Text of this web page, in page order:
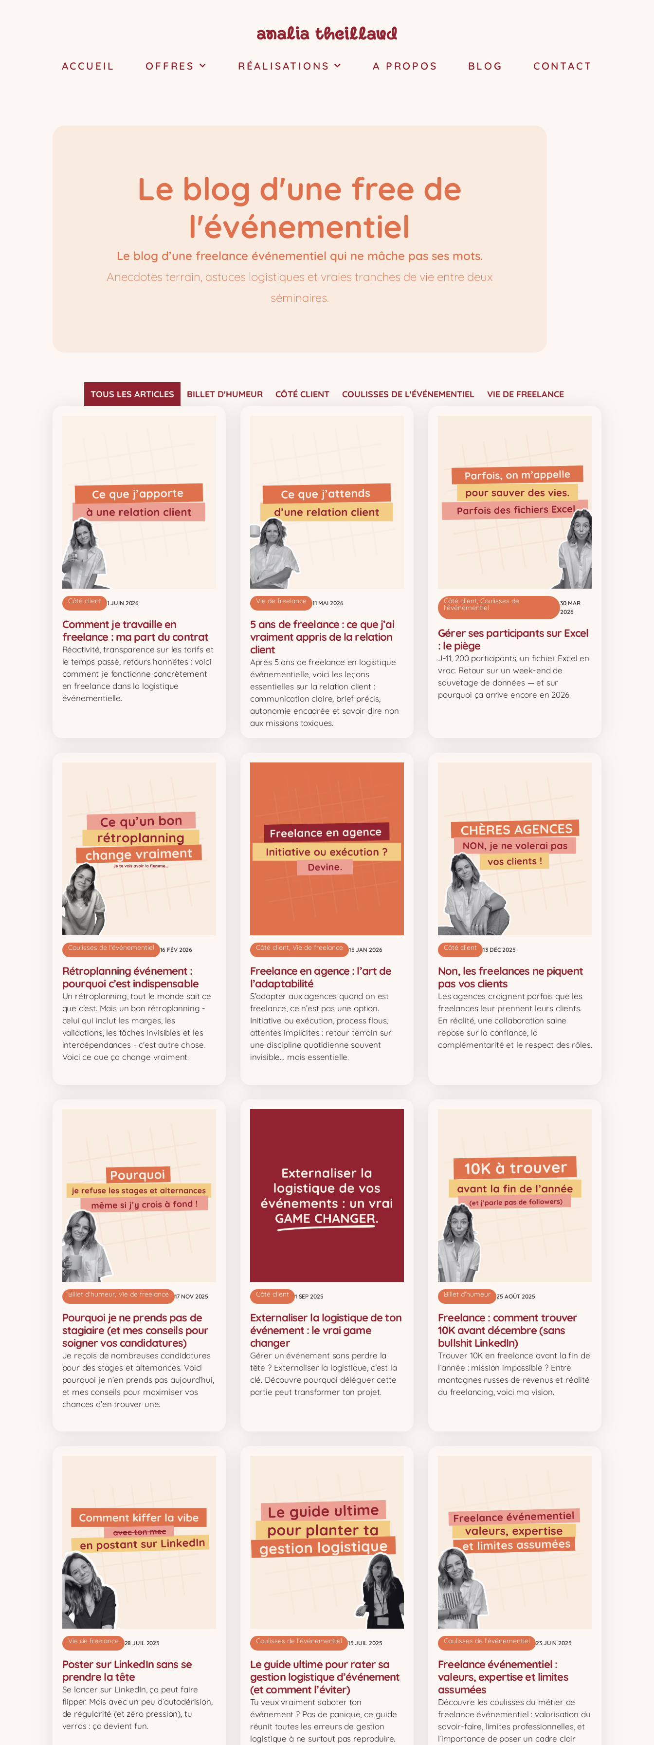
ACCUEIL OFFRES RÉALISATIONS A PROPOS BLOG CONTACT
Le blog d'une free de
l'événementiel
Le blog d’une freelance événementiel qui ne mâche pas ses mots.
Anecdotes terrain, astuces logistiques et vraies tranches de vie entre deux
séminaires.
BILLET D'HUMEUR CÔTÉ CLIENT COULISSES DE L'ÉVÉNEMENTIEL VIE DE FREELANCE
TOUS LES ARTICLES
Côté client 1 JUIN 2026
Comment je travaille en
freelance : ma part du contrat
Réactivité, transparence sur les tarifs et
le temps passé, retours honnêtes : voici
comment je fonctionne concrètement
en freelance dans la logistique
événementielle.
Vie de freelance 11 MAI 2026
5 ans de freelance : ce que j’ai
vraiment appris de la relation
client
Après 5 ans de freelance en logistique
événementielle, voici les leçons
essentielles sur la relation client :
communication claire, brief précis,
autonomie encadrée et savoir dire non
aux missions toxiques.
Côté client,Coulisses de
l'événementiel
30 MAR
2026
Gérer ses participants sur Excel
: le piège
J-11, 200 participants, un fichier Excel en
vrac. Retour sur un week-end de
sauvetage de données — et sur
pourquoi ça arrive encore en 2026.
Coulisses de l'événementiel 16 FÉV 2026
Rétroplanning événement :
pourquoi c’est indispensable
Un rétroplanning, tout le monde sait ce
que c'est. Mais un bon rétroplanning -
celui qui inclut les marges, les
validations, les tâches invisibles et les
interdépendances - c'est autre chose.
Voici ce que ça change vraiment.
Côté client, Vie de freelance 15 JAN 2026
Freelance en agence : l’art de
l’adaptabilité
S’adapter aux agences quand on est
freelance, ce n’est pas une option.
Initiative ou exécution, process flous,
attentes implicites : retour terrain sur
une discipline quotidienne souvent
invisible… mais essentielle.
Côté client 13 DÉC 2025
Non, les freelances ne piquent
pas vos clients
Les agences craignent parfois que les
freelances leur prennent leurs clients.
En réalité, une collaboration saine
repose sur la confiance, la
complémentarité et le respect des rôles.
Billet d'humeur, Vie de freelance 17 NOV 2025
Pourquoi je ne prends pas de
stagiaire (et mes conseils pour
soigner vos candidatures)
Je reçois de nombreuses candidatures
pour des stages et alternances. Voici
pourquoi je n’en prends pas aujourd’hui,
et mes conseils pour maximiser vos
chances d’en trouver une.
Côté client 1 SEP 2025
Externaliser la logistique de ton
événement : le vrai game
changer
Gérer un événement sans perdre la
tête ? Externaliser la logistique, c’est la
clé. Découvre pourquoi déléguer cette
partie peut transformer ton projet.
Billet d'humeur 25 AOÛT 2025
Freelance : comment trouver
10K avant décembre (sans
bullshit LinkedIn)
Trouver 10K en freelance avant la fin de
l’année : mission impossible ? Entre
montagnes russes de revenus et réalité
du freelancing, voici ma vision.
Vie de freelance 28 JUIL 2025
Poster sur LinkedIn sans se
prendre la tête
Se lancer sur LinkedIn, ça peut faire
flipper. Mais avec un peu d’autodérision,
de régularité (et zéro pression), tu
verras : ça devient fun.
Coulisses de l'événementiel 15 JUIL 2025
Le guide ultime pour rater sa
gestion logistique d’événement
(et comment l’éviter)
Tu veux vraiment saboter ton
événement ? Pas de panique, ce guide
réunit toutes les erreurs de gestion
logistique à ne surtout pas reproduire.
Coulisses de l'événementiel 23 JUIN 2025
Freelance événementiel :
valeurs, expertise et limites
assumées
Découvre les coulisses du métier de
freelance événementiel : valorisation du
savoir-faire, limites professionnelles, et
l’importance de poser un cadre clair